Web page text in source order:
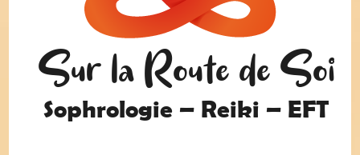
Sur la Route de Soi
Sophrologie – Reiki – EFT